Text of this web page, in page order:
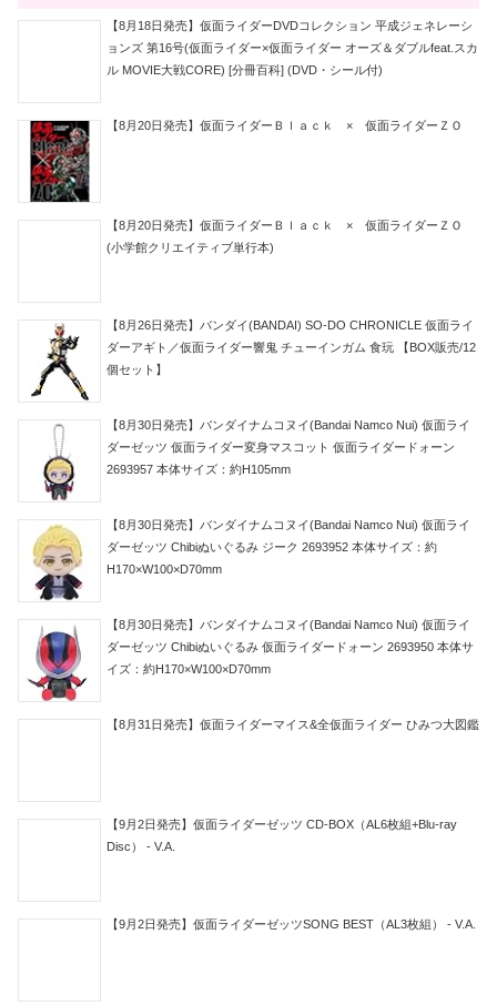
【8月18日発売】仮面ライダーDVDコレクション 平成ジェネレーシ
ョンズ 第16号(仮面ライダー×仮面ライダー オーズ＆ダブルfeat.スカ
ル MOVIE大戦CORE) [分冊百科] (DVD・シール付)
【8月20日発売】仮面ライダーＢｌａｃｋ × 仮面ライダーＺＯ
【8月20日発売】仮面ライダーＢｌａｃｋ × 仮面ライダーＺＯ
(小学館クリエイティブ単行本)
【8月26日発売】バンダイ(BANDAI) SO-DO CHRONICLE 仮面ライ
ダーアギト／仮面ライダー響鬼 チューインガム 食玩 【BOX販売/12
個セット】
【8月30日発売】バンダイナムコヌイ(Bandai Namco Nui) 仮面ライ
ダーゼッツ 仮面ライダー変身マスコット 仮面ライダードォーン
2693957 本体サイズ：約H105mm
【8月30日発売】バンダイナムコヌイ(Bandai Namco Nui) 仮面ライ
ダーゼッツ Chibiぬいぐるみ ジーク 2693952 本体サイズ：約
H170×W100×D70mm
【8月30日発売】バンダイナムコヌイ(Bandai Namco Nui) 仮面ライ
ダーゼッツ Chibiぬいぐるみ 仮面ライダードォーン 2693950 本体サ
イズ：約H170×W100×D70mm
【8月31日発売】仮面ライダーマイス&全仮面ライダー ひみつ大図鑑
【9月2日発売】仮面ライダーゼッツ CD-BOX（AL6枚組+Blu-ray
Disc） - V.A.
【9月2日発売】仮面ライダーゼッツSONG BEST（AL3枚組） - V.A.